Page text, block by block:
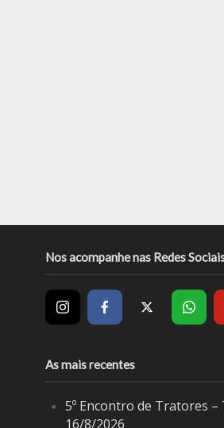
Nos acompanhe nas Redes
As mais recentes
5º Encontro de Tratores –
16/8/2026